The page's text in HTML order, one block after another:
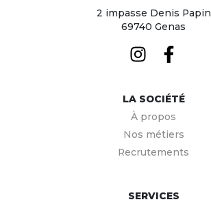
2 impasse Denis Papin
69740 Genas
LA SOCIÉTÉ
À propos
Nos métiers
Recrutements
SERVICES